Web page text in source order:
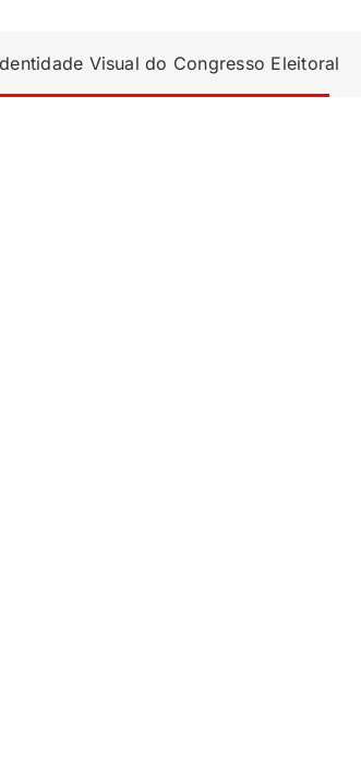
Visual do Congresso Eleitoral